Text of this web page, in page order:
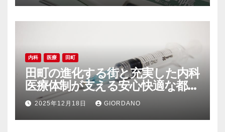
内科 医療 田町
田町の進化する街と充実した内科
医療体制が支える安心快適な都市
生活
2025年12月18日 GIORDANO